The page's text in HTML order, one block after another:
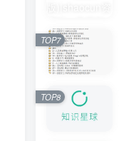
TOP7
TOP8